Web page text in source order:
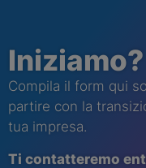
Iniziamo?
Compila il form qui
partire con la
tua impresa.
Ti contatteremo